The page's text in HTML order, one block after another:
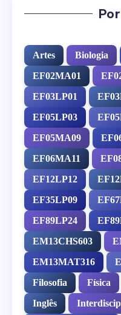
Artes Biologia
EF02MA01
EF03LP01
EF05LP03
EF05MA09
EF06MA11
EF12LP12
EF35LP09
EF89LP24
EM13CHS603
EM13MAT316
Filosofia
Física
Inglês